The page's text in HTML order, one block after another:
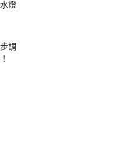
燈
調